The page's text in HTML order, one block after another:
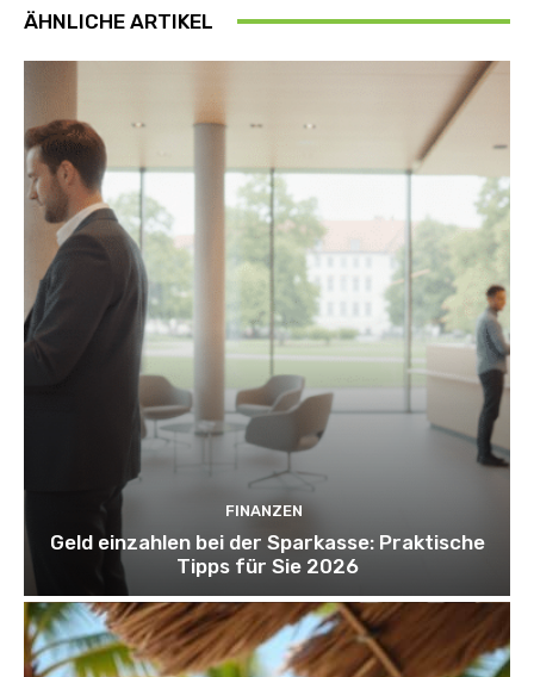
ÄHNLICHE ARTIKEL
FINANZEN
Geld einzahlen bei der Sparkasse: Praktische
Tipps für Sie 2026